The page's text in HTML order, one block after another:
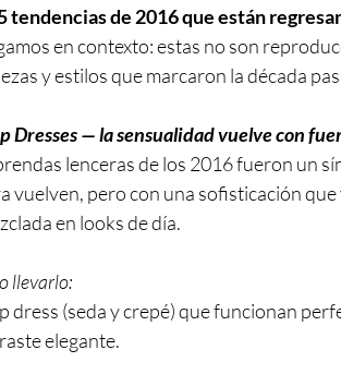
tendencias de 2016 que están
en contexto: estas no son
y estilos que marcaron la década
Dresses — la sensualidad vuelve con
lenceras de los 2016 fueron un
vuelven, pero con una sofisticación
en looks de día.
llevarlo:
elegante.